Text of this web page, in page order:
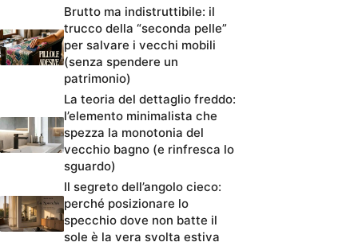
Brutto ma indistruttibile: il
trucco della “seconda pelle”
per salvare i vecchi mobili
(senza spendere un
patrimonio)
La teoria del dettaglio freddo:
l’elemento minimalista che
spezza la monotonia del
vecchio bagno (e rinfresca lo
sguardo)
Il segreto dell’angolo cieco:
perché posizionare lo
specchio dove non batte il
sole è la vera svolta estiva